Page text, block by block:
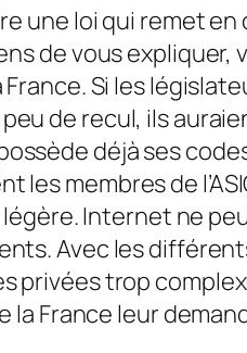
une loi qui remet
de vous
Si les
de recul, ils
déjà ses
les membres de
Internet ne
Avec les
privées trop
la France leur